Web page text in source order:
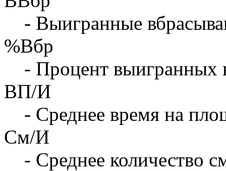
- Выигранные
%Вбр
- Процент выигранных
ВП/И
- Среднее время на
См/И
- Среднее количество